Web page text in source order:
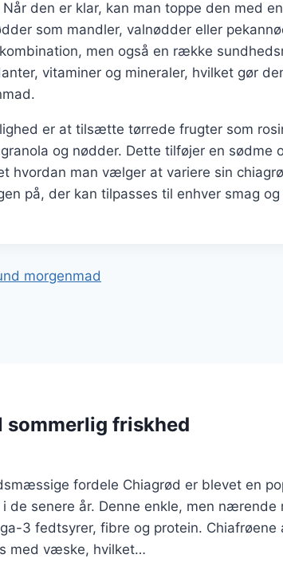
den er klar, kan man toppe den med
som mandler, valnødder eller
men også en række
vitaminer og mineraler, hvilket gør
er at tilsætte tørrede frugter som
og nødder. Dette tilføjer en sødme
hvordan man vælger at variere sin
på, der kan tilpasses til enhver smag
morgenmad
friskhed
fordele Chiagrød er blevet en
senere år. Denne enkle, men nærende
3 fedtsyrer, fibre og protein.
med væske, hvilket…